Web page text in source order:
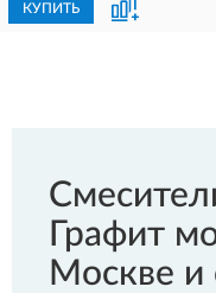
КУПИТЬ
Графит
Москве и